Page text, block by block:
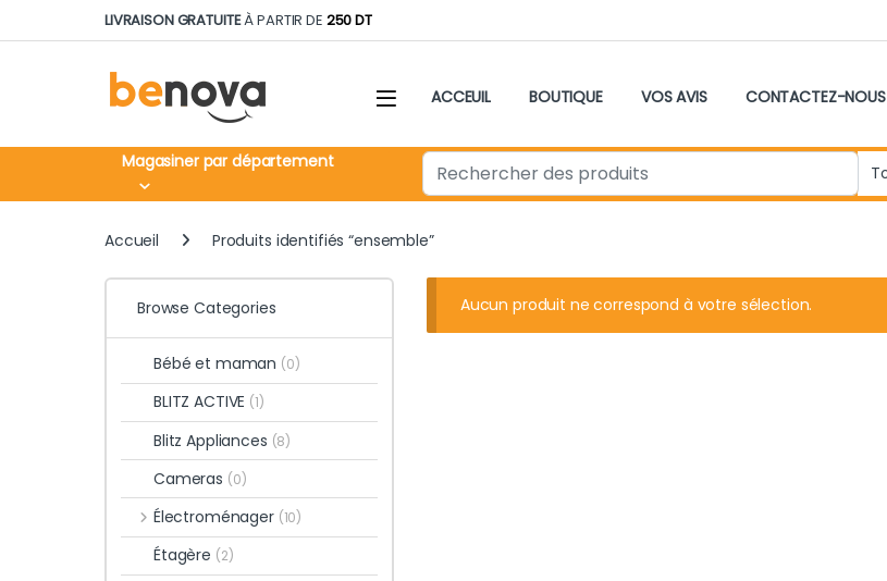
Skip to navigation
Skip to contentLIVRAISON GRATUITEÀ PARTIR DE 250 DT
ACCEUIL BOUTIQUE VOS AVIS CONTACTEZ-NOUS
Magasiner par département Search for:
Accueil Produits identifiés “ensemble”
Aucun produit ne correspond à votre sélection.
Browse Categories
Bébé et maman (0)
BLITZ ACTIVE (1)
Blitz Appliances (8)
Cameras (0)
Électroménager (10)
Étagère (2)